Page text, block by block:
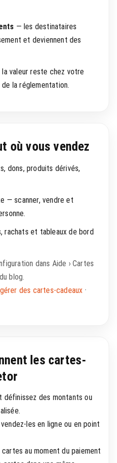
— les destinataires
et deviennent des
valeur reste chez votre
la réglementation.
où vous vendez
dons, produits dérivés,
— scanner, vendre et
rachats et tableaux de bord
dans Aide › Cartes
blog.
des cartes-cadeaux ·
les cartes-
définissez des montants ou
les en ligne ou en point
au moment du paiement